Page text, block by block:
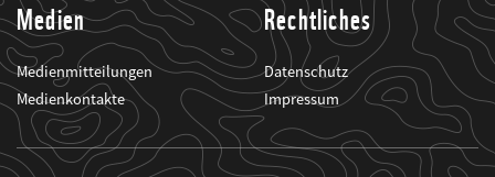
Medien
Medienmitteilungen
Medienkontakte
Rechtliches
Datenschutz
Impressum